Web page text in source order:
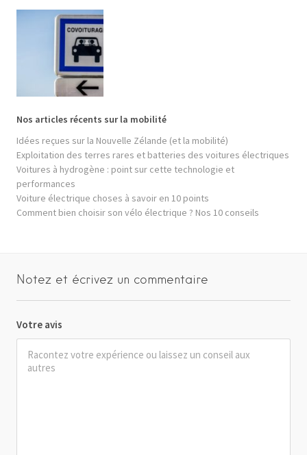
Nos articles récents sur la mobilité
Idées reçues sur la Nouvelle Zélande (et la mobilité)
Exploitation des terres rares et batteries des voitures électriques
Voitures à hydrogène : point sur cette technologie et
performances
Voiture électrique choses à savoir en 10 points
Comment bien choisir son vélo électrique ? Nos 10 conseils
Notez et écrivez un commentaire
Votre avis